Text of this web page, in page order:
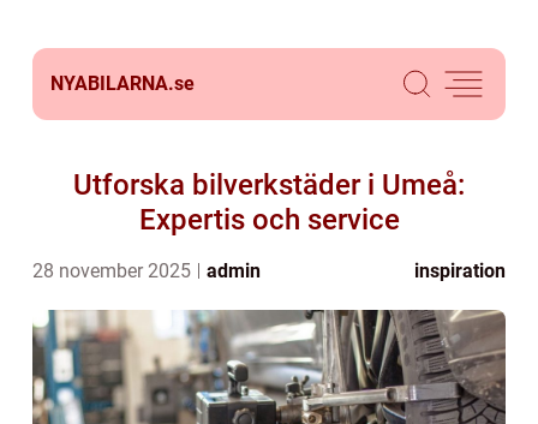
NYABILARNA.se
Utforska bilverkstäder i Umeå:
Expertis och service
28 november 2025 admin inspiration